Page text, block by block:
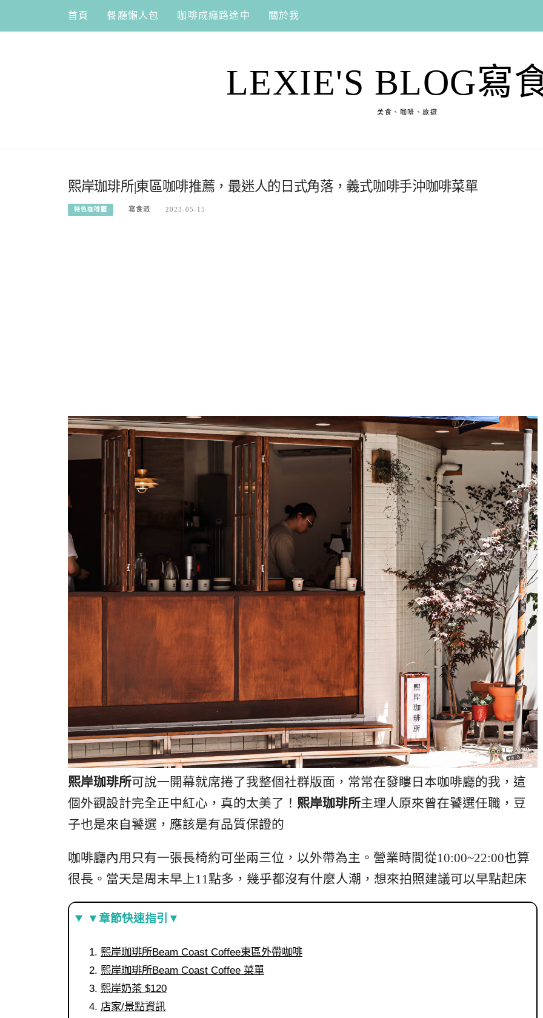
content
首頁 餐廳懶人包 咖啡成癮路途中 關於我
LEXIE'S BLOG寫
美食、咖啡、旅遊
熙岸珈琲所|東區咖啡推薦，最迷人的日式角落，義式咖啡手沖咖啡菜單
特色咖啡廳 寫食派 2023-05-15
熙岸珈琲所可說一開幕就席捲了我整個社群版面，常常在發瞜日本咖啡廳的我，這
個外觀設計完全正中紅心，真的太美了！ 熙岸珈琲所主理人原來曾在饕選任職，豆
子也是來自饕選，應該是有品質保證的
咖啡廳內用只有一張長椅約可坐兩三位，以外帶為主。營業時間從10:00~22:00也算
很長。當天是周末早上11點多，幾乎都沒有什麼人潮，想來拍照建議可以早點起床
▼章節快速指引▼
熙岸珈琲所Beam Coast Coffee東區外帶咖啡
熙岸珈琲所Beam Coast Coffee 菜單
熙岸奶茶 $120
店家/景點資訊